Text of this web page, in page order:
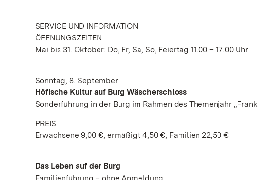
SERVICE UND INFORMATION
ÖFFNUNGSZEITEN
Mai bis 31. Oktober: Do, Fr, Sa, So, Feiertag 11.00 – 17.00 Uhr
Sonntag, 8. September
Höfische Kultur auf Burg Wäscherschloss
Sonderführung in der Burg im Rahmen des Themenjahr
PREIS
Erwachsene 9,00 €, ermäßigt 4,50 €, Familien 22,50 €
Das Leben auf der Burg
Familienführung – ohne Anmeldung